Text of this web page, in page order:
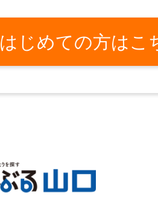
はじめての方はこ